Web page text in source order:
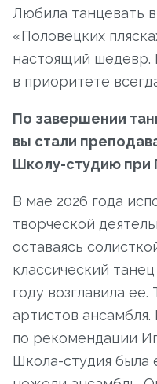
Любила танцевать
«Половецких
настоящий шедевр.
в приоритете
По завершении
вы стали
Школу-студию при
В мае 2026 года
творческой
оставаясь
классический
году возглавила
артистов
по рекомендации
Школа-студия была